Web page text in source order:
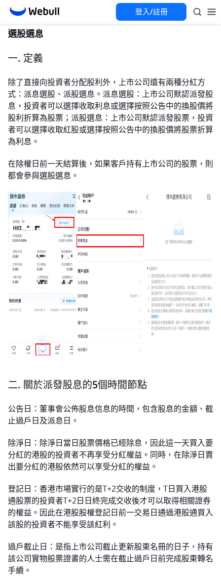
登入/註冊
選股選息
一. 定義
除了直接向投資者分配股利外，上市公司還有兩種分紅方
式：派息選股、派股選息。派息選股：上市公司默認派發股
息，投資者可以選擇收取利息或選擇按照公告中的換股價將
股利折算為股票；派股選息：上市公司默認派發股票，投資
者可以選擇收取紅股或選擇按照公告中的換股價將股票折算
為利息。
在除權日前一天結算後，如果客戶持有上市公司的股票，則
都會參與選股選息。
二. 關於派發股息的5個時間節點
公告日：董事會公佈股息信息的時間，包含股息的金額、截
止過戶日及派息日。
除淨日：除淨日當日股票價格已經除息，因此這一天買入要
分紅的港股的投資者不再享受分紅權益。同時，在除淨日賣
出要分紅的港股依然可以享受分紅的權益。
登記日：香港市場實行的是T+2交收的制度，T日買入港股
通股票的投資者T+2日日終完成交收後才可以取得相關證券
的權益。因此在港股股權登記日前一交易日通過港股通買入
該股的投資者不能享受該紅利。
過戶截止日：是指上市公司截止更新股東名冊的日子，持有
該公司實物股票證書的人士需在截止過戶日前完成股東轉名
手續。